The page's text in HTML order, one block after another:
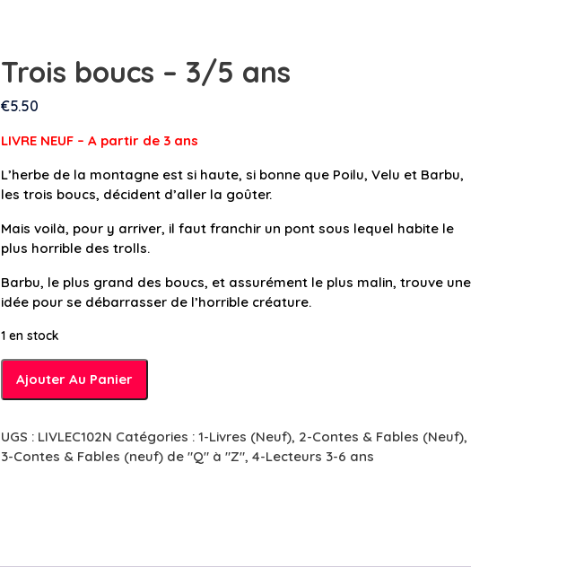
Trois boucs – 3/5 ans
€5.50
LIVRE NEUF – A partir de 3 ans
L’herbe de la montagne est si haute, si bonne que Poilu, Velu et Barbu,
les trois boucs, décident d’aller la goûter.
Mais voilà, pour y arriver, il faut franchir un pont sous lequel habite le
plus horrible des trolls.
Barbu, le plus grand des boucs, et assurément le plus malin, trouve une
idée pour se débarrasser de l’horrible créature.
1 en stock
quantité
de
-
3/5
Ajouter Au Panier
UGS : LIVLEC102N Catégories : 1-Livres (Neuf), 2-Contes & Fables (Neuf),
3-Contes & Fables (neuf) de "Q" à "Z", 4-Lecteurs 3-6 ans